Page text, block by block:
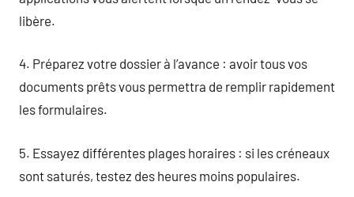
libère.
4. Préparez votre dossier à l’avance : avoir tous vos
documents prêts vous permettra de remplir rapidement
les formulaires.
5. Essayez différentes plages horaires : si les créneaux
sont saturés, testez des heures moins populaires.